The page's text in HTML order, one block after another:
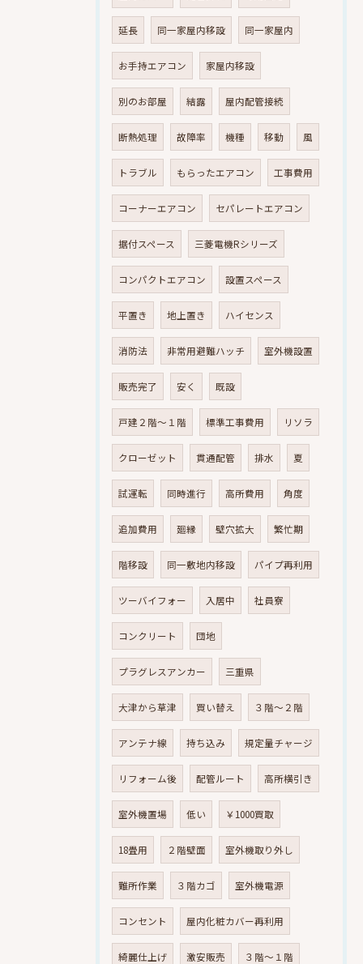
延長 同一家屋内移設 同一家屋内
お手持エアコン 家屋内移設
別のお部屋 結露 屋内配管接続
断熱処理 故障率 機種 移動 風
トラブル もらったエアコン 工事費用
コーナーエアコン セパレートエアコン
据付スペース 三菱電機Rシリーズ
コンパクトエアコン 設置スペース
平置き 地上置き ハイセンス
消防法 非常用避難ハッチ 室外機設置
販売完了 安く 既設
戸建２階～１階 標準工事費用 リソラ
クローゼット 貫通配管 排水 夏
試運転 同時進行 高所費用 角度
追加費用 廻縁 壁穴拡大 繁忙期
階移設 同一敷地内移設 パイプ再利用
ツーバイフォー 入居中 社員寮
コンクリート 団地
プラグレスアンカー 三重県
大津から草津 買い替え ３階～２階
アンテナ線 持ち込み 規定量チャージ
リフォーム後 配管ルート 高所横引き
室外機置場 低い ￥1000買取
18畳用 ２階壁面 室外機取り外し
難所作業 ３階カゴ 室外機電源
コンセント 屋内化粧カバー再利用
綺麗仕上げ 激安販売 ３階～１階